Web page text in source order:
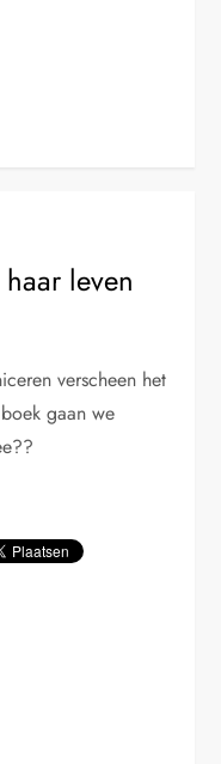
leven
verscheen het
gaan we
mee??